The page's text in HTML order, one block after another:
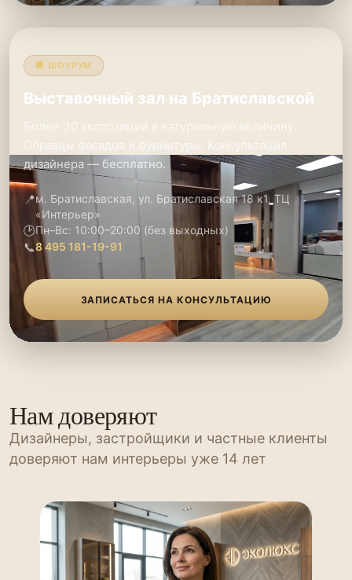
🏢 ШОУРУМ
Выставочный зал на Братиславской
Более 30 экспозиций в натуральную величину.
Образцы фасадов и фурнитуры. Консультация
дизайнера — бесплатно.
📍м. Братиславская, ул. Братиславская 18 к1, ТЦ
«Интерьер»
🕑Пн–Вс: 10:00–20:00 (без выходных)
📞8 495 181-19-91
ЗАПИСАТЬСЯ НА КОНСУЛЬТАЦИЮ
Нам доверяют
Дизайнеры, застройщики и частные клиенты
доверяют нам интерьеры уже 14 лет